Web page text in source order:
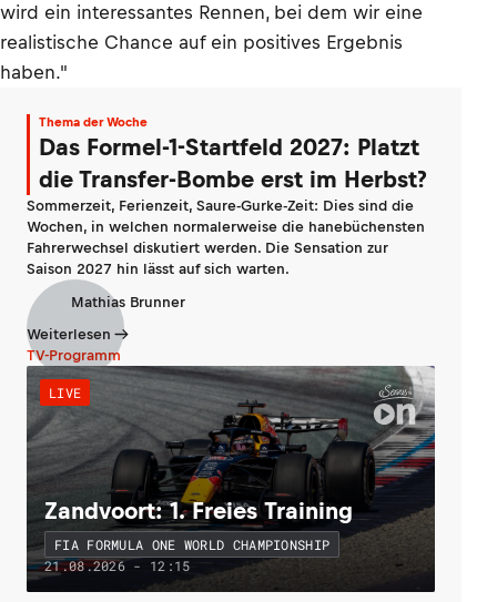
wird ein interessantes Rennen, bei dem wir eine
realistische Chance auf ein positives Ergebnis
haben."
Thema der Woche
Das Formel-1-Startfeld 2027: Platzt
die Transfer-Bombe erst im Herbst?
Sommerzeit, Ferienzeit, Saure-Gurke-Zeit: Dies sind die
Wochen, in welchen normalerweise die hanebüchensten
Fahrerwechsel diskutiert werden. Die Sensation zur
Saison 2027 hin lässt auf sich warten.
Mathias Brunner
Weiterlesen
TV-Programm
LIVE
Zandvoort: 1. Freies Training
FIA FORMULA ONE WORLD CHAMPIONSHIP
21.08.2026 - 12:15